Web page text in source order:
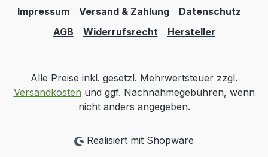
Impressum Versand & Zahlung
Datenschutz
AGB
Widerrufsrecht Hersteller
Alle Preise inkl. gesetzl. Mehrwertsteuer zzgl.
Versandkosten und ggf. Nachnahmegebühren, wenn
nicht anders angegeben.
Realisiert mit Shopware